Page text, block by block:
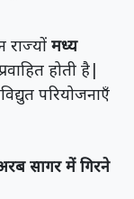
राज्यों मध्य
होती है|
परियोजनाएँ
सागर में गिरने